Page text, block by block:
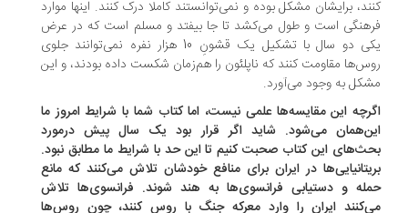
برایشان مشکل بوده و نمی‌توانستند کاملا درک کنند. اینها موارد
است و طول می‌کشد تا جا بیفتد و مسلم است که در عرض
یکی دو سال با تشکیل یک قشونِ 10 هزار نفره نمی‌توانند جلوی
مقاومت کنند که ناپلئون را هم‌زمان شکست داده بودند، و این
به وجود می‌آورد.
این مقایسه‌ها علمی نیست، اما کتاب شما با شرایط امروز ما
می‌شود. شاید اگر قرار بود یک سال پیش درمورد
این کتاب صحبت کنیم تا این حد با شرایط ما مطابق نبود.
در ایران برای منافع خودشان تلاش می‌کنند که مانع
و دستیابی فرانسوی‌ها به هند شوند. فرانسوی‌ها تلاش
ایران را وارد معرکه جنگ با روس کنند، چون روس‌ها